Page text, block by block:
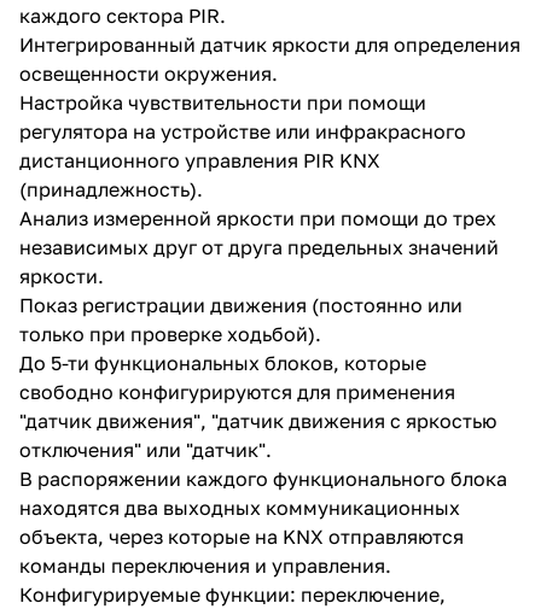
каждого сектора PIR.
Интегрированный датчик яркости для определения
освещенности окружения.
Настройка чувствительности при помощи
регулятора на устройстве или инфракрасного
дистанционного управления PIR KNX
(принадлежность).
Анализ измеренной яркости при помощи до трех
независимых друг от друга предельных значений
яркости.
Показ регистрации движения (постоянно или
только при проверке ходьбой).
До 5-ти функциональных блоков, которые
свободно конфигурируются для применения
"датчик движения", "датчик движения с яркостью
отключения" или "датчик".
В распоряжении каждого функционального блока
находятся два выходных коммуникационных
объекта, через которые на KNX отправляются
команды переключения и управления.
Конфигурируемые функции: переключение,